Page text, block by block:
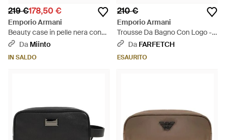
219 €178,50 €
Emporio Armani
Beauty case in pelle nera con
polsiera - Nero
Da Miinto
IN SALDO
210 €
Emporio Armani
Trousse Da Bagno Con Logo -
Neutro
Da FARFETCH
ESAURITO